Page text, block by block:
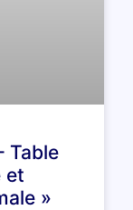
Table
et
»